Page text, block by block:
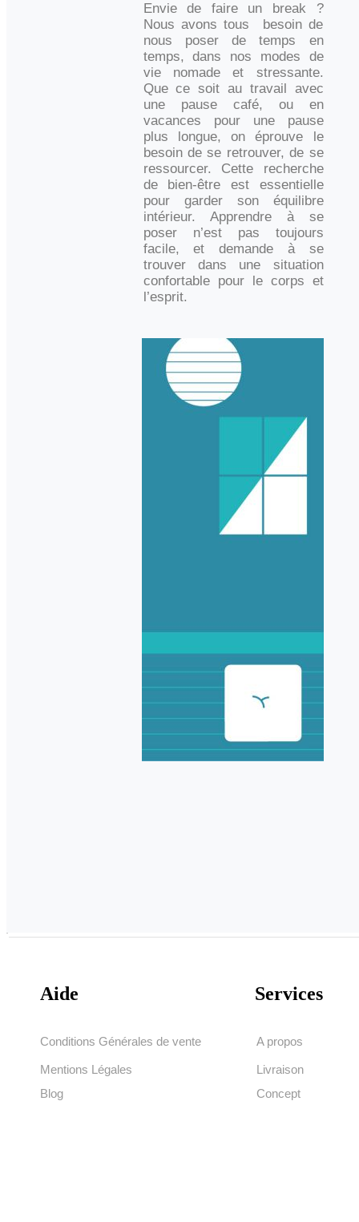
Envie de faire un break ?
Nous avons tous besoin de
nous poser de temps en
temps, dans nos modes de
vie nomade et stressante.
Que ce soit au travail avec
une pause café, ou en
vacances pour une pause
plus longue, on éprouve le
besoin de se retrouver, de se
ressourcer. Cette recherche
de bien-être est essentielle
pour garder son équilibre
intérieur. Apprendre à se
poser n’est pas toujours
facile, et demande à se
trouver dans une situation
confortable pour le corps et
l’esprit.
Concept
Livraison
Services
Aide
Blog
A propos
Conditions Générales de vente
Mentions Légales